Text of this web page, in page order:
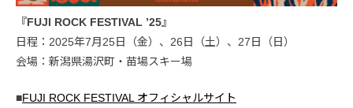
『FUJI ROCK FESTIVAL ’25』
日程：2025年7月25日（金）、26日（土）、27日（日）
会場：新潟県湯沢町・苗場スキー場
■FUJI ROCK FESTIVAL オフィシャルサイト